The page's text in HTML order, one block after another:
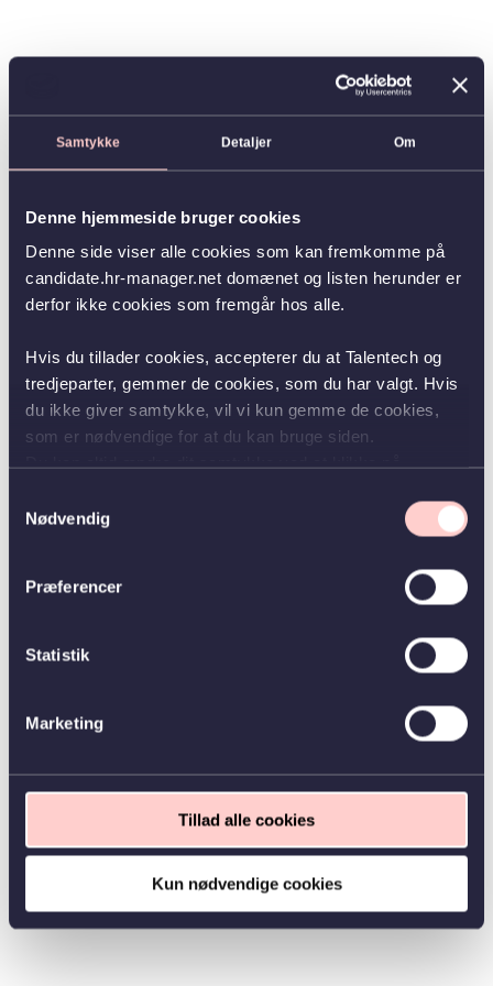
Samtykke Detaljer Om
Denne hjemmeside bruger cookies
Denne side viser alle cookies som kan fremkomme på
candidate.hr-manager.net domænet og listen herunder er
derfor ikke cookies som fremgår hos alle.
Hvis du tillader cookies, accepterer du at Talentech og
tredjeparter, gemmer de cookies, som du har valgt. Hvis
du ikke giver samtykke, vil vi kun gemme de cookies,
som er nødvendige for at du kan bruge siden.
Nødvendig
Præferencer
Statistik
Marketing
Tillad alle cookies
Kun nødvendige cookies